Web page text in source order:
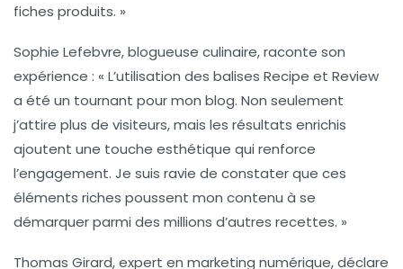
fiches produits. »
Sophie Lefebvre, blogueuse culinaire, raconte son
expérience : « L’utilisation des balises Recipe et Review
a été un tournant pour mon blog. Non seulement
j’attire plus de visiteurs, mais les résultats enrichis
ajoutent une touche esthétique qui renforce
l’engagement. Je suis ravie de constater que ces
éléments riches poussent mon contenu à se
démarquer parmi des millions d’autres recettes. »
Thomas Girard, expert en marketing numérique, déclare